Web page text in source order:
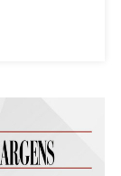
Violência?